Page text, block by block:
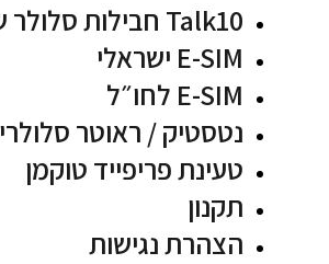
Talk10 חבילות סלולר שנתיות
E-SIM ישראלי
E-SIM לחו״ל
נטסטיק / ראוטר סלולרי
טעינת פריפייד טוקמן
תקנון
הצהרת נגישות